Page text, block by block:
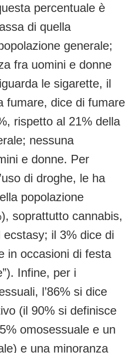
percentuale è
di quella
generale;
fra uomini e donne
le sigarette, il
fumare, dice di fumare
rispetto al 21% della
nessuna
e donne. Per
di droghe, le ha
popolazione
soprattutto cannabis,
il 3% dice di
in occasioni di festa
Infine, per i
l’86% si dice
(il 90% si definisce
omosessuale e un
e una minoranza